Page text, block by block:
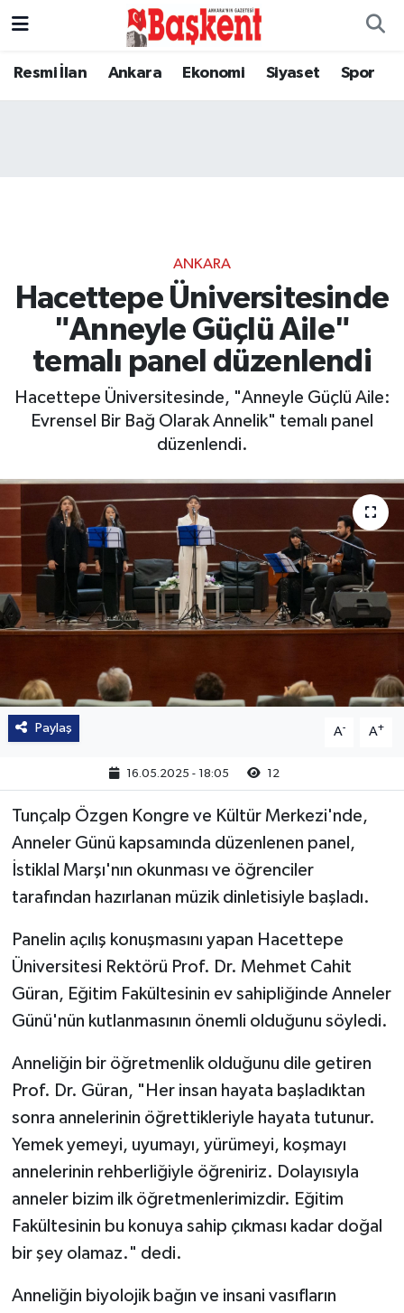
Resmi İlan Ankara Ekonomi Siyaset Spor
ANKARA
Hacettepe Üniversitesinde
"Anneyle Güçlü Aile"
temalı panel düzenlendi
Hacettepe Üniversitesinde, "Anneyle Güçlü Aile:
Evrensel Bir Bağ Olarak Annelik" temalı panel
düzenlendi.
Paylaş A- A+
16.05.2025 - 18:05 12
Tunçalp Özgen Kongre ve Kültür Merkezi'nde,
Anneler Günü kapsamında düzenlenen panel,
İstiklal Marşı'nın okunması ve öğrenciler
tarafından hazırlanan müzik dinletisiyle başladı.
Panelin açılış konuşmasını yapan Hacettepe
Üniversitesi Rektörü Prof. Dr. Mehmet Cahit
Güran, Eğitim Fakültesinin ev sahipliğinde Anneler
Günü'nün kutlanmasının önemli olduğunu söyledi.
Anneliğin bir öğretmenlik olduğunu dile getiren
Prof. Dr. Güran, "Her insan hayata başladıktan
sonra annelerinin öğrettikleriyle hayata tutunur.
Yemek yemeyi, uyumayı, yürümeyi, koşmayı
annelerinin rehberliğiyle öğreniriz. Dolayısıyla
anneler bizim ilk öğretmenlerimizdir. Eğitim
Fakültesinin bu konuya sahip çıkması kadar doğal
bir şey olamaz." dedi.
Anneliğin biyolojik bağın ve insani vasıfların